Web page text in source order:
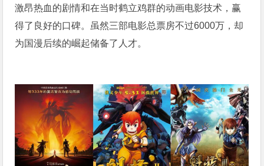
激昂热血的剧情和在当时鹤立鸡群的动画电影技术，赢
得了良好的口碑。虽然三部电影总票房不过6000万，却
为国漫后续的崛起储备了人才。